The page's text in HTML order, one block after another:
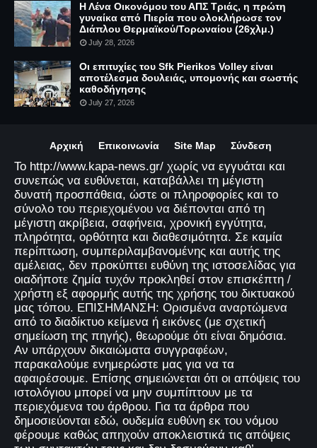
Η Λένα Οικονόμου του ΑΠΣ Τριάς, η πρώτη
γυναίκα από Πιερία που ολοκλήρωσε τον
Διάπλου Θερμαϊκού/Τορωναίου (26χλμ.)
July 28, 2026
Οι επιτυχίες του Sfk Pierikos Volley είναι
αποτέλεσμα δουλειάς, υπομονής και σωστής
καθοδήγησης
July 27, 2026
Αρχική Επικοινωνία Site Map Σύνδεση
Το http://www.kapa-news.gr/ χωρίς να εγγυάται και
συνεπώς να ευθύνεται, καταβάλλει τη μέγιστη
δυνατή προσπάθεια, ώστε οι πληροφορίες και το
σύνολο του περιεχομένου να διέπονται από τη
μέγιστη ακρίβεια, σαφήνεια, χρονική εγγύτητα,
πληρότητα, ορθότητα και διαθεσιμότητα. Σε καμία
περίπτωση, συμπεριλαμβανομένης και αυτής της
αμέλειας, δεν προκύπτει ευθύνη της ιστοσελίδας για
οιαδήποτε ζημία τυχόν προκληθεί στον επισκέπτη /
χρήστη εξ αφορμής αυτής της χρήσης του δικτυακού
μας τόπου. ΕΠΙΣΗΜΑΝΣΗ: Ορισμένα αναρτώμενα
από το διαδίκτυο κείμενα ή εικόνες (με σχετική
σημείωση της πηγής), θεωρούμε ότι είναι δημόσια.
Αν υπάρχουν δικαιώματα συγγραφέων,
παρακαλούμε ενημερώστε μας για να τα
αφαιρέσουμε. Επίσης σημειώνεται ότι οι απόψεις του
ιστολόγιου μπορεί να μην συμπίπτουν με τα
περιεχόμενα του άρθρου. Για τα άρθρα που
δημοσιεύονται εδώ, ουδεμία ευθύνη εκ του νόμου
φέρουμε καθώς απηχούν αποκλειστικά τις απόψεις